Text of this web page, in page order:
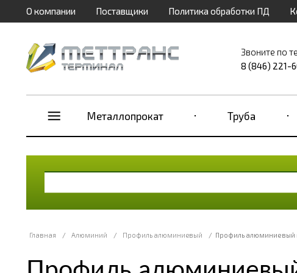
О компании Поставщики Политика обработки ПД
Звоните по
8 (846) 221-
Металлопрокат Труба
Главная / Алюминий / Профиль алюминиевый / Профиль алюминиевый